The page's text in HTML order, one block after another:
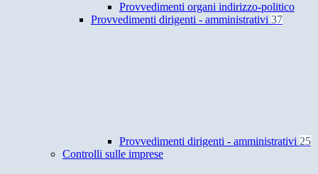
Provvedimenti organi indirizzo-politico
Provvedimenti dirigenti - amministrativi 37
Provvedimenti dirigenti - amministrativi 25
Controlli sulle imprese